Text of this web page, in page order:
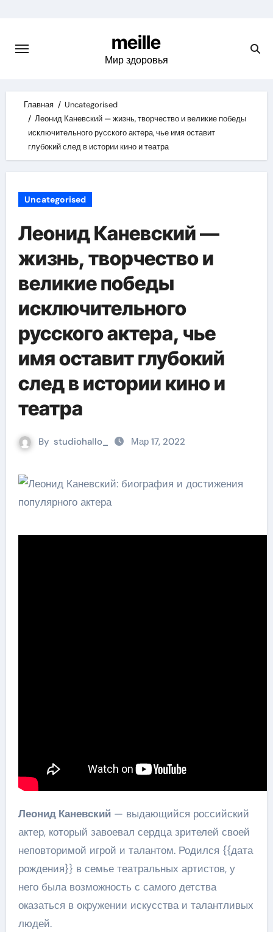
content
meille
Мир здоровья
Главная
Uncategorised
Леонид Каневский — жизнь, творчество и великие победы
исключительного русского актера, чье имя оставит
глубокий след в истории кино и театра
Uncategorised
Леонид Каневский —
жизнь, творчество и
великие победы
исключительного
русского актера, чье
имя оставит глубокий
след в истории кино и
театра
By studiohallo_ Мар 17, 2022
Леонид Каневский— выдающийся российский
актер, который завоевал сердца зрителей своей
неповторимой игрой и талантом. Родился {{дата
рождения}} в семье театральных артистов, у
него была возможность с самого детства
оказаться в окружении искусства и талантливых
людей.